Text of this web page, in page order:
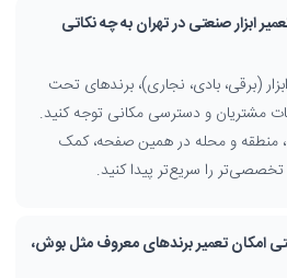
فرز، بتن‌کن، سنگ‌بُر و …)
ابزارهای سوراخ‌کاری و تخریب
استفاده در کارگاه‌ها و خطوط تولید
اره‌های میزی، فارسی‌بُر و رنده
کارگاه‌ها، کارخانه‌ها و پروژه‌های ساختمانی
برای انتخاب ابزار و قطعه مناسب
را در تهران انتخاب کنیم؟
کنید؛ بسیاری از مراکز روی برندهای
ابزار صنعتی در تهران به چه نکاتی
(برقی، بادی، نجاری)، برندهای تحت
مشتریان و دسترسی مکانی توجه کنید.
منطقه و محله در همین صفحه، کمک
را سریع‌تر پیدا کنید.
امکان تعمیر برندهای معروف مثل بوش،